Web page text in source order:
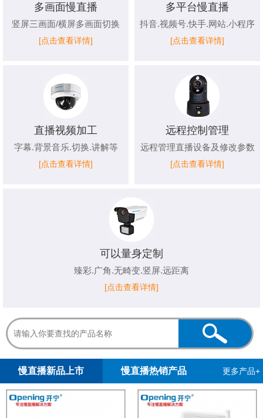
多画面慢直播
竖屏三画面/横屏多画面切换
[点击查看详情]
多平台慢直播
抖音.视频号.快手.网站.小程序
[点击查看详情]
直播视频加工
字幕.背景音乐.切换.讲解等
[点击查看详情]
远程控制管理
远程管理直播设备及修改参数
[点击查看详情]
可以量身定制
臻彩.广角.无畸变.竖屏.远距离
[点击查看详情]
慢直播新品上市 慢直播热销产品 更多产品+